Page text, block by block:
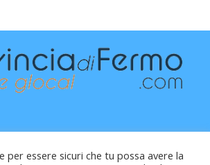
per essere sicuri che tu possa avere la